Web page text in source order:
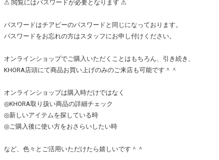
⚠︎ 閲覧にはパスワードが必要となります ⚠︎
パスワードはチアビーのパスワードと同じになっております。
パスワードをお忘れの方はスタッフにお申し付けください。
オンラインショップでご購入いただくことはもちろん、引き続き、
KHORA店頭にて商品お買い上げのみのご来店も可能です＾＾
オンラインショップは購入時だけではなく
◎KHORA取り扱い商品の詳細チェック
◎新しいアイテムを探している時
◎ご購入後に使い方をおさらいしたい時
など、色々とご活用いただけたら嬉しいです＾＾